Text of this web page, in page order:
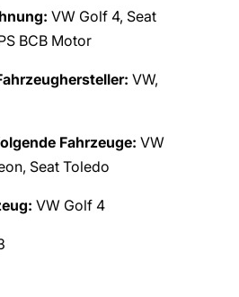
VW Golf 4, Seat
BCB Motor
VW,
Fahrzeuge: VW
Seat Toledo
VW Golf 4